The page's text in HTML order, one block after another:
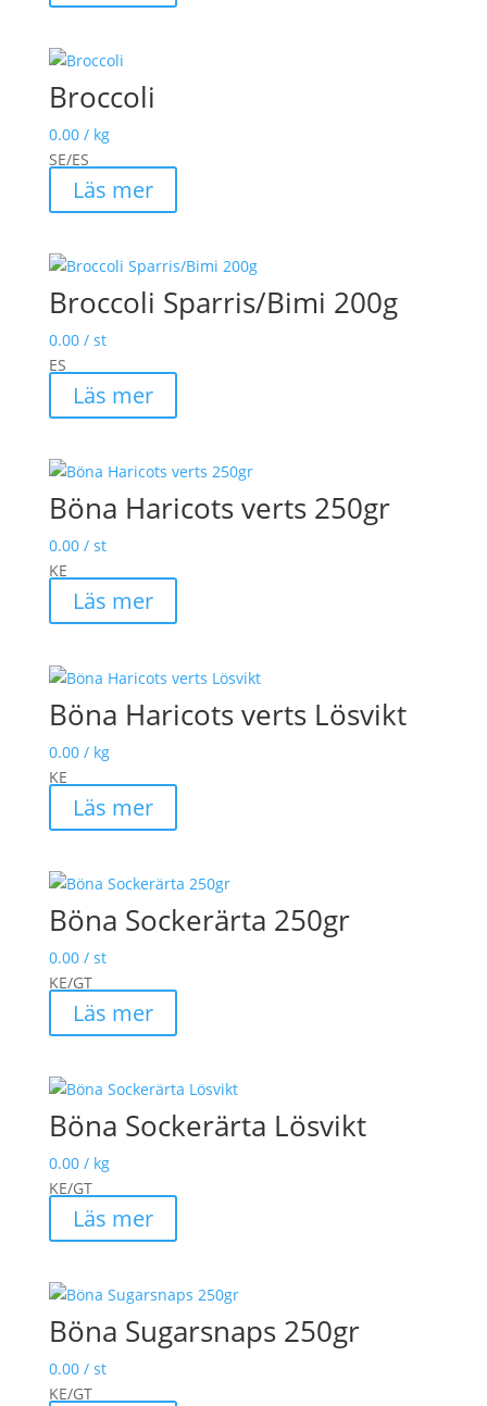
Broccoli
0.00/ kg
SE/ES
Läs mer
Broccoli Sparris/Bimi 200g
0.00/ st
ES
Läs mer
Böna Haricots verts 250gr
0.00/ st
KE
Läs mer
Böna Haricots verts Lösvikt
0.00/ kg
KE
Läs mer
Böna Sockerärta 250gr
0.00/ st
KE/GT
Läs mer
Böna Sockerärta Lösvikt
0.00/ kg
KE/GT
Läs mer
Böna Sugarsnaps 250gr
0.00/ st
KE/GT